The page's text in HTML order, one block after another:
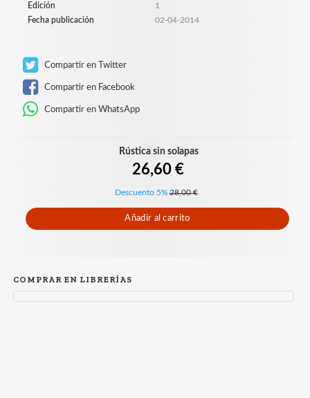
Edición
1
Fecha publicación
02-04-2014
Compartir en Twitter
Compartir en Facebook
Compartir en WhatsApp
Rústica sin solapas
26,60 €
Descuento 5% 28,00 €
Añadir al carrito
COMPRAR EN LIBRERÍAS